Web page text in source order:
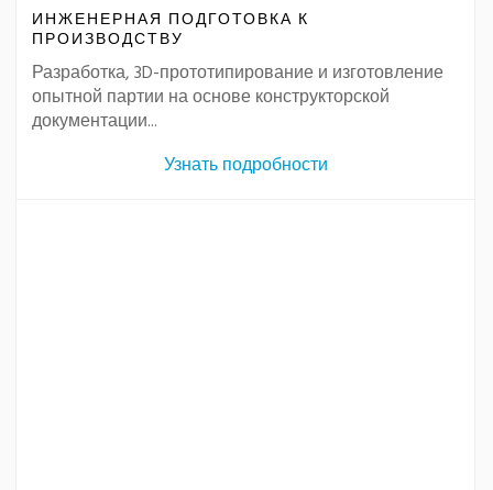
ИНЖЕНЕРНАЯ ПОДГОТОВКА К
ПРОИЗВОДСТВУ
Разработка, 3D-прототипирование и изготовление
опытной партии на основе конструкторской
документации...
Узнать подробности